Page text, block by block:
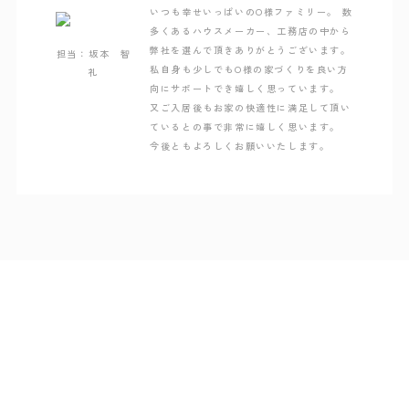
担当：坂本 智
礼
いつも幸せいっぱいのO様ファミリー。 数
多くあるハウスメーカー、工務店の中から
弊社を選んで頂きありがとうございます。
私自身も少しでもO様の家づくりを良い方
向にサポートでき嬉しく思っています。
又ご入居後もお家の快適性に満足して頂い
ているとの事で非常に嬉しく思います。
今後ともよろしくお願いいたします。